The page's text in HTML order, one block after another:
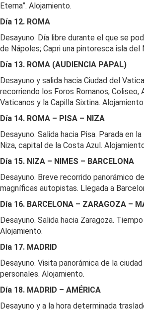
Eterna”. Alojamiento.
Día 12. ROMA
Desayuno. Día libre durante el que se
de Nápoles; Capri una pintoresca isla
Día 13. ROMA (AUDIENCIA PAPAL)
Desayuno y salida hacia Ciudad del
recorriendo los Foros Romanos,
Vaticanos y la Capilla Sixtina. Alojamiento.
Día 14. ROMA – PISA – NIZA
Desayuno. Salida hacia Pisa. Parada en
Niza, capital de la Costa Azul.
Día 15. NIZA – NIMES – BARCELONA
Desayuno. Breve recorrido panorámico
magníficas autopistas. Llegada a
Día 16. BARCELONA – ZARAGOZA –
Desayuno. Salida hacia Zaragoza.
Alojamiento.
Día 17. MADRID
Desayuno. Visita panorámica de la
personales. Alojamiento.
Día 18. MADRID – AMÉRICA
Desayuno y a la hora determinada